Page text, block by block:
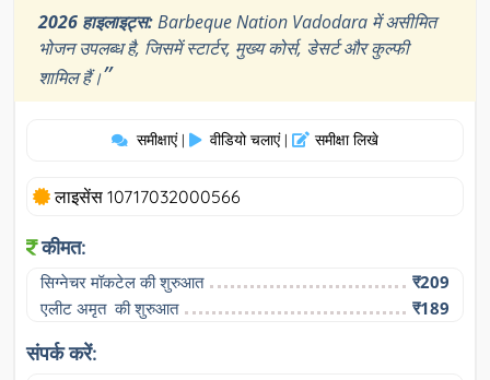
2026 हाइलाइट्स:Barbeque Nation Vadodara में असीमित
भोजन उपलब्ध है, जिसमें स्टार्टर, मुख्य कोर्स, डेसर्ट और कुल्फी
शामिल हैं।”
समीक्षाएं | वीडियो चलाएं | समीक्षा लिखे
लाइसेंस 10717032000566
कीमत:
सिग्नेचर मॉकटेल की शुरुआत
₹209
एलीट अमृत  की शुरुआत
₹189
संपर्क करें: